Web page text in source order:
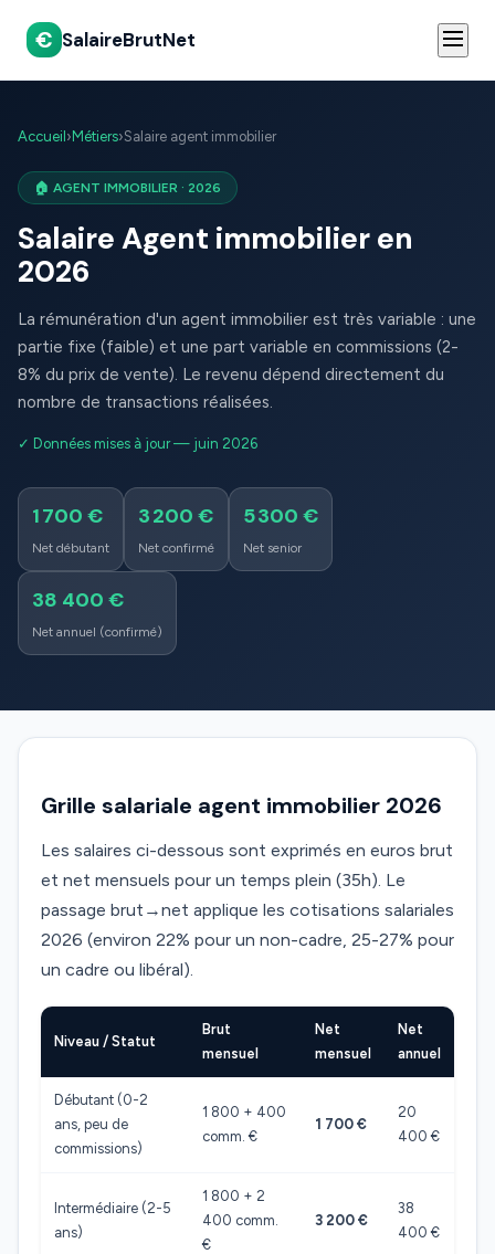
€ SalaireBrutNet
Accueil › Métiers›Salaire agent immobilier
🏠 AGENT IMMOBILIER · 2026
Salaire Agent immobilier en
2026
La rémunération d'un agent immobilier est très variable : une
partie fixe (faible) et une part variable en commissions (2-
8% du prix de vente). Le revenu dépend directement du
nombre de transactions réalisées.
✓ Données mises à jour — juin 2026
1 700 €
Net débutant
3 200 €
Net confirmé
5 300 €
Net senior
38 400 €
Net annuel (confirmé)
Grille salariale agent immobilier 2026
Les salaires ci-dessous sont exprimés en euros brut
et net mensuels pour un temps plein (35h). Le
passage brut→net applique les cotisations salariales
2026 (environ 22% pour un non-cadre, 25-27% pour
un cadre ou libéral).
Niveau / Statut
Brut
mensuel
Net
mensuel
Net
annuel
Débutant (0-2
ans, peu de
commissions)
1 800 + 400
comm. €
1 700 €
20
400 €
Intermédiaire (2-5
ans)
1 800 + 2
400 comm.
€
3 200 €
38
400 €